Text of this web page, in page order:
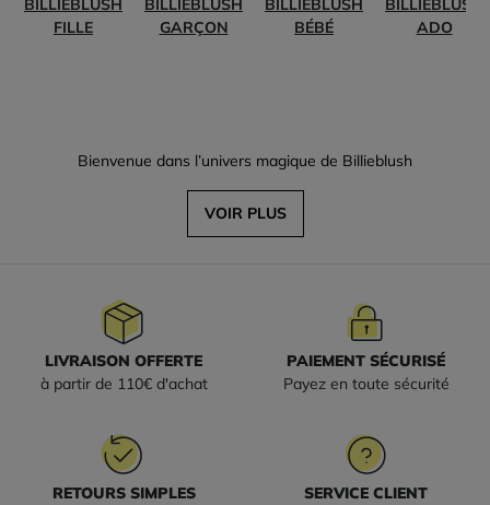
BILLIEBLUSH
FILLE
BILLIEBLUSH
GARÇON
BILLIEBLUSH
BÉBÉ
BILLIEBLUSH
ADO
Bienvenue dans l’univers magique de Billieblush
VOIR PLUS
LIVRAISON OFFERTE
à partir de 110€ d'achat
PAIEMENT SÉCURISÉ
Payez en toute sécurité
RETOURS SIMPLES
SERVICE CLIENT